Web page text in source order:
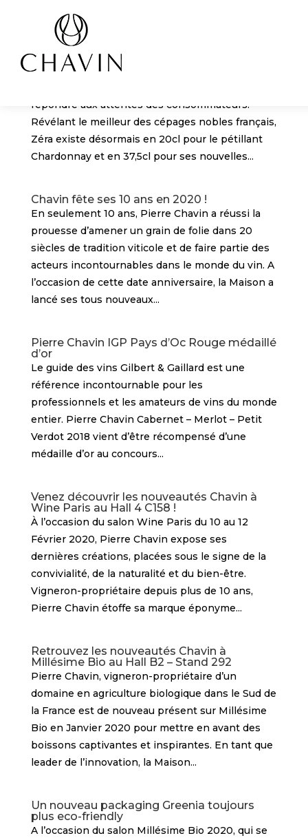
Zéra, le sans alcool bien être, disponible en
petit format
Zéra, la boisson sans alcool tendance bio et
répondre aux attentes des consommateurs.
Révélant le meilleur des cépages nobles français,
Zéra existe désormais en 20cl pour le pétillant
Chardonnay et en 37,5cl pour ses nouvelles...
Chavin fête ses 10 ans en 2020 !
En seulement 10 ans, Pierre Chavin a réussi la
prouesse d’amener un grain de folie dans 20
siècles de tradition viticole et de faire partie des
acteurs incontournables dans le monde du vin. A
l’occasion de cette date anniversaire, la Maison a
lancé ses tous nouveaux...
Pierre Chavin IGP Pays d’Oc Rouge médaillé
d’or
Le guide des vins Gilbert & Gaillard est une
référence incontournable pour les
professionnels et les amateurs de vins du monde
entier. Pierre Chavin Cabernet – Merlot – Petit
Verdot 2018 vient d’être récompensé d’une
médaille d’or au concours...
Venez découvrir les nouveautés Chavin à
Wine Paris au Hall 4 C158 !
À l’occasion du salon Wine Paris du 10 au 12
Février 2020, Pierre Chavin expose ses
dernières créations, placées sous le signe de la
convivialité, de la naturalité et du bien-être.
Vigneron-propriétaire depuis plus de 10 ans,
Pierre Chavin étoffe sa marque éponyme...
Retrouvez les nouveautés Chavin à
Millésime Bio au Hall B2 – Stand 292
Pierre Chavin, vigneron-propriétaire d’un
domaine en agriculture biologique dans le Sud de
la France est de nouveau présent sur Millésime
Bio en Janvier 2020 pour mettre en avant des
boissons captivantes et inspirantes. En tant que
leader de l’innovation, la Maison...
Un nouveau packaging Greenia toujours
plus eco-friendly
A l’occasion du salon Millésime Bio 2020, qui se